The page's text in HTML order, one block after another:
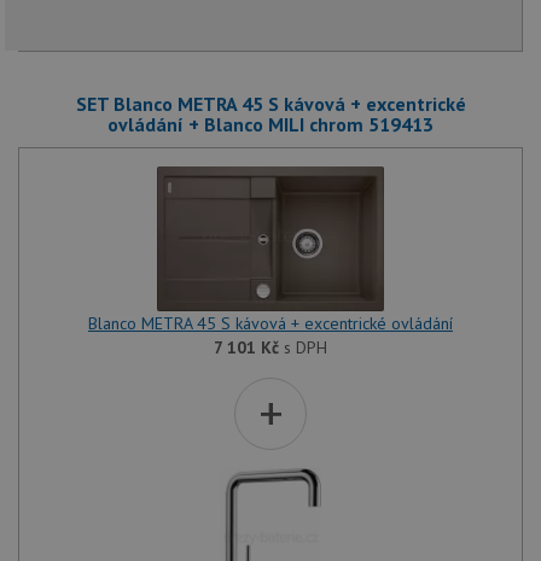
SET Blanco METRA 45 S kávová + excentrické
ovládání + Blanco MILI chrom 519413
Blanco METRA 45 S kávová + excentrické ovládání
7 101 Kč s DPH
+